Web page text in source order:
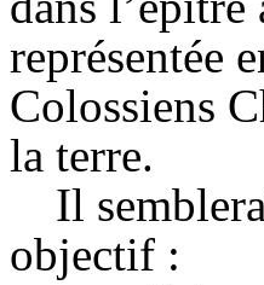
représentée
Colossiens
la terre.
Il
objectif :